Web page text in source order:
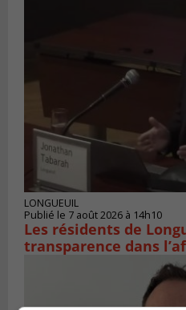
LONGUEUIL
Publié le 7 août 2026 à 14h10
Les résidents de
transparence dans